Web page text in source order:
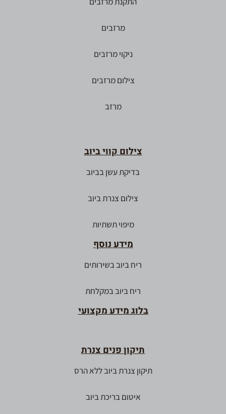
מרזבים
ניקוי מרזבים
צילום מרזבים
מרזב
צילום קווי ביוב
בדיקת עשן בביוב
צילום צנרת ביוב
מיפוי תשתיות
מידע נוסף
ריח ביוב בשירותים
ריח ביוב במקלחת
בלוג מידע מקצועי
תיקון פנים צנרת
תיקון צנרת ביוב ללא הרס
איטום בריכת ביוב